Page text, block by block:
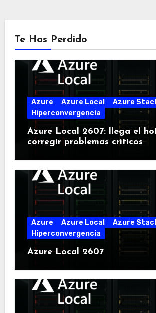
Te Has Perdido
Azure Azure Local
Azure
Hiperconvergencia
Azure Local 2607: llega el
corregir problemas críticos
Azure Azure Local
Azure
Hiperconvergencia
Azure Local 2607